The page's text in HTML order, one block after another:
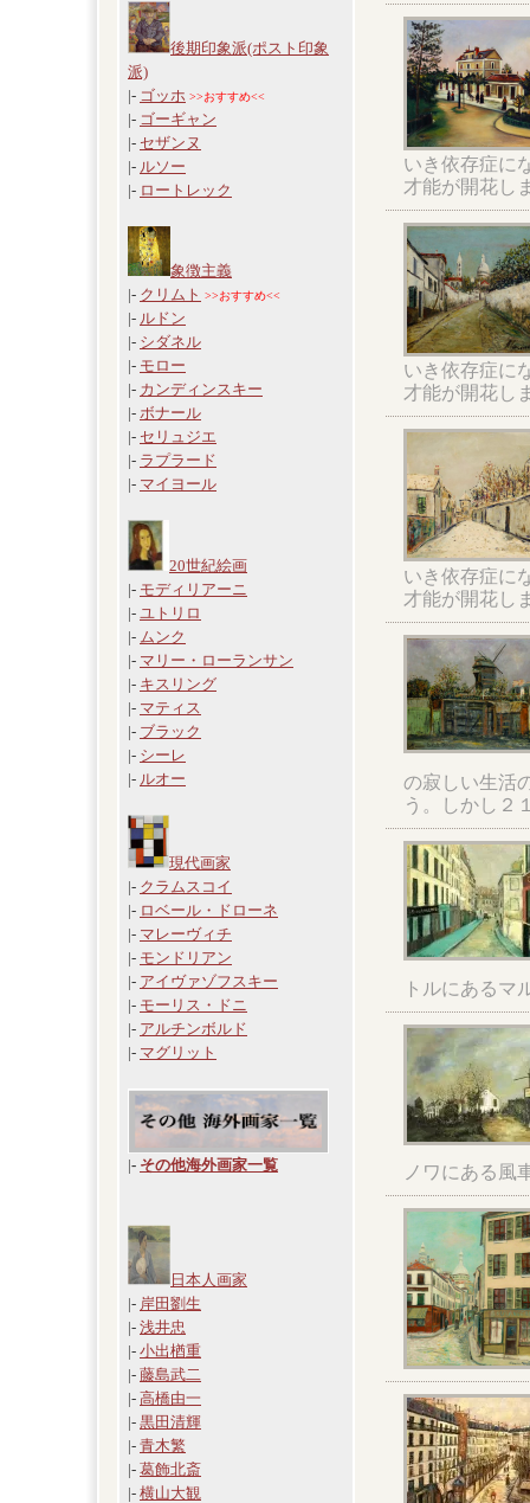
後期印象派(ポスト印象
派)
|- ゴッホ >>おすすめ<<
|- ゴーギャン
|- セザンヌ
|- ルソー
|- ロートレック
象徴主義
|- クリムト >>おすすめ<<
|- ルドン
|- シダネル
|- モロー
|- カンディンスキー
|- ボナール
|- セリュジエ
|- ラプラード
|- マイヨール
20世紀絵画
|- モディリアーニ
|- ユトリロ
|- ムンク
|- マリー・ローランサン
|- キスリング
|- マティス
|- ブラック
|- シーレ
|- ルオー
現代画家
|- クラムスコイ
|- ロベール・ドローネ
|- マレーヴィチ
|- モンドリアン
|- アイヴァゾフスキー
|- モーリス・ドニ
|- アルチンボルド
|- マグリット
|- その他海外画家一覧
日本人画家
|- 岸田劉生
|- 浅井忠
|- 小出楢重
|- 藤島武二
|- 高橋由一
|- 黒田清輝
|- 青木繁
|- 葛飾北斎
|- 横山大観
いき依存症に
才能が開花し
いき依存症に
才能が開花し
いき依存症に
才能が開花し
の寂しい生活
う。しかし２
トルにあるマ
ノワにある風